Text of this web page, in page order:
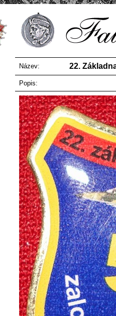
Název: 22.
Popis: